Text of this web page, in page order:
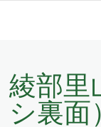
綾部里
シ裏面